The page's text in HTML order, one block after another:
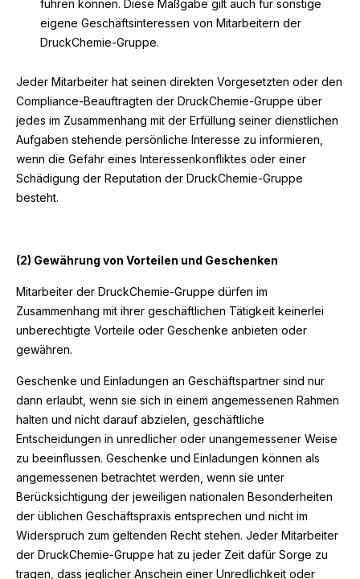
führen können. Diese Maßgabe gilt auch für sonstige
eigene Geschäftsinteressen von Mitarbeitern der
DruckChemie-Gruppe.
Jeder Mitarbeiter hat seinen direkten Vorgesetzten oder den
Compliance-Beauftragten der DruckChemie-Gruppe über
jedes im Zusammenhang mit der Erfüllung seiner dienstlichen
Aufgaben stehende persönliche Interesse zu informieren,
wenn die Gefahr eines Interessenkonfliktes oder einer
Schädigung der Reputation der DruckChemie-Gruppe
besteht.
(2) Gewährung von Vorteilen und Geschenken
Mitarbeiter der DruckChemie-Gruppe dürfen im
Zusammenhang mit ihrer geschäftlichen Tätigkeit keinerlei
unberechtigte Vorteile oder Geschenke anbieten oder
gewähren.
Geschenke und Einladungen an Geschäftspartner sind nur
dann erlaubt, wenn sie sich in einem angemessenen Rahmen
halten und nicht darauf abzielen, geschäftliche
Entscheidungen in unredlicher oder unangemessener Weise
zu beeinflussen. Geschenke und Einladungen können als
angemessenen betrachtet werden, wenn sie unter
Berücksichtigung der jeweiligen nationalen Besonderheiten
der üblichen Geschäftspraxis entsprechen und nicht im
Widerspruch zum geltenden Recht stehen. Jeder Mitarbeiter
der DruckChemie-Gruppe hat zu jeder Zeit dafür Sorge zu
tragen, dass jeglicher Anschein einer Unredlichkeit oder